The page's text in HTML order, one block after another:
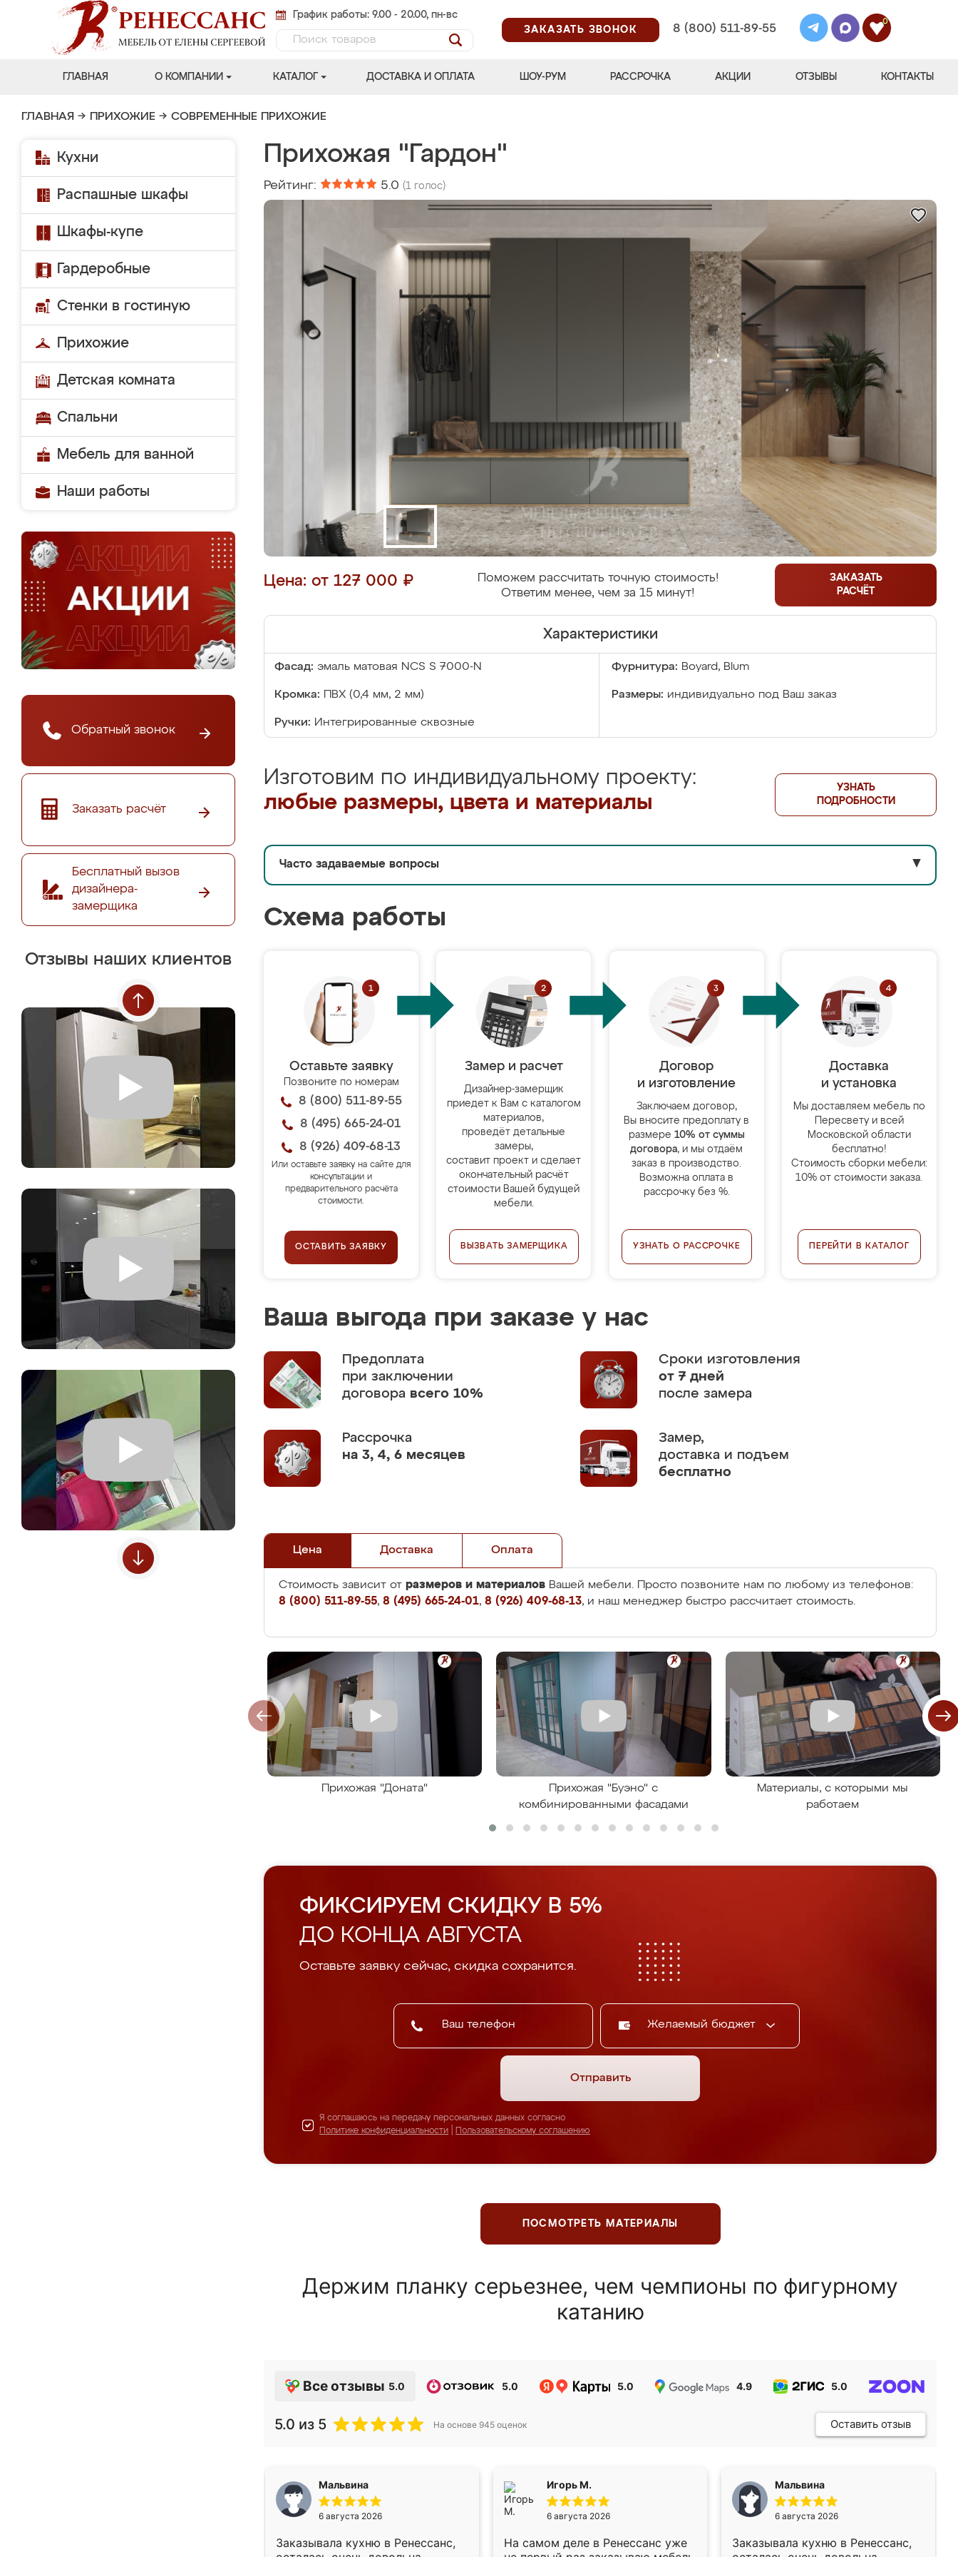
График работы: 9.00 - 20.00, пн-вс
ЗАКАЗАТЬ ЗВОНОК
8 (800) 511-89-55
0
ГЛАВНАЯ О КОМПАНИИ КАТАЛОГ ДОСТАВКА И ОПЛАТА ШОУ-РУМ РАССРОЧКА АКЦИИ ОТЗЫВЫ КОНТАКТЫ
ГЛАВНАЯ → ПРИХОЖИЕ → СОВРЕМЕННЫЕ ПРИХОЖИЕ
Кухни
Распашные шкафы
Шкафы-купе
Гардеробные
Стенки в гостиную
Прихожие
Детская комната
Спальни
Мебель для ванной
Наши работы
Обратный звонок
Заказать расчёт
Бесплатный вызов
дизайнера-
замерщика
Отзывы наших клиентов
Прихожая "Гардон"
Рейтинг: 5.0 (1 голос)
Цена: от 127 000 ₽
Поможем рассчитать точную стоимость!
Ответим менее, чем за 15 минут!
ЗАКАЗАТЬ
РАСЧЁТ
Характеристики
Фасад: эмаль матовая NCS S 7000-N Фурнитура: Boyard, Blum
Кромка: ПВХ (0,4 мм, 2 мм) Размеры: индивидуально под Ваш заказ
Ручки: Интегрированные сквозные
Изготовим по индивидуальному проекту:
любые размеры, цвета и материалы
УЗНАТЬ
ПОДРОБНОСТИ
Часто задаваемые вопросы ▼
Схема работы
Оставьте заявку
Позвоните по номерам
8 (800) 511-89-55
8 (495) 665-24-01
8 (926) 409-68-13
Или оставьте заявку на сайте для
консультации и
предварительного расчёта
стоимости.
ОСТАВИТЬ ЗАЯВКУ
Замер и расчет
Дизайнер-замерщик
приедет к Вам с каталогом
материалов,
проведёт детальные
замеры,
составит проект и сделает
окончательный расчёт
стоимости Вашей будущей
мебели.
ВЫЗВАТЬ ЗАМЕРЩИКА
Договор
и изготовление
Заключаем договор,
Вы вносите предоплату в
размере 10% от суммы
договора, и мы отдаём
заказ в производство.
Возможна оплата в
рассрочку без %.
УЗНАТЬ О РАССРОЧКЕ
Доставка
и установка
Мы доставляем мебель по
Пересвету и всей
Московской области
бесплатно!
Стоимость сборки мебели:
10% от стоимости заказа.
ПЕРЕЙТИ В КАТАЛОГ
Ваша выгода при заказе у нас
Предоплата
при заключении
договора всего 10%
Сроки изготовления
от 7 дней
после замера
Рассрочка
на 3, 4, 6 месяцев
Замер,
доставка и подъем
бесплатно
Цена Доставка Оплата
Стоимость зависит от размеров и материалов Вашей мебели. Просто позвоните нам по любому из телефонов:
8 (800) 511-89-55, 8 (495) 665-24-01, 8 (926) 409-68-13, и наш менеджер быстро рассчитает стоимость.
Прихожая "Доната"
Прихожая "Буэно" с
комбинированными фасадами
Материалы, с которыми мы
работаем
ФИКСИРУЕМ СКИДКУ В 5%
ДО КОНЦА АВГУСТА
Оставьте заявку сейчас, скидка сохранится.
Желаемый бюджет
Отправить
Я соглашаюсь на передачу персональных данных согласно
Политике конфиденциальности
Пользовательскому соглашению
ПОСМОТРЕТЬ МАТЕРИАЛЫ
Держим планку серьезнее, чем чемпионы по фигурному
катанию
Все отзывы 5.0 5.0 5.0 4.9 5.0
5.0 из 5 На основе 945 оценок Оставить отзыв
Мальвина
6 августа 2026
Заказывала кухню в Ренессанс,
Игорь М.
6 августа 2026
На самом деле в Ренессанс уже
Мальвина
6 августа 2026
Заказывала кухню в Ренессанс,